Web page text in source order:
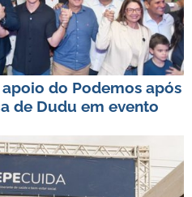
do Podemos após
de Dudu em evento